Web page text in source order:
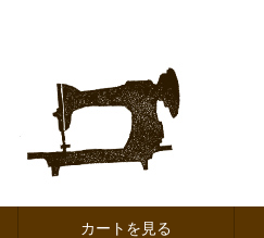
カートを見る